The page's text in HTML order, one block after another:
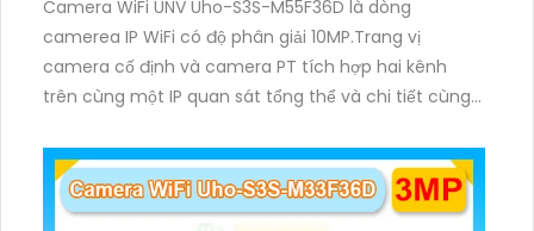
Camera WiFi UNV Uho-S3S-M55F36D là dòng
camerea IP WiFi có độ phân giải 10MP.Trang vị
camera cố định và camera PT tích hợp hai kênh
trên cùng một IP quan sát tổng thể và chi tiết cùng
ánh sáng. Kết hợp hồng ngoại và đèn ấm cho hình
ảnh có màu trong nhiều điều kiện khác nhau trong
phạm vi 3m.